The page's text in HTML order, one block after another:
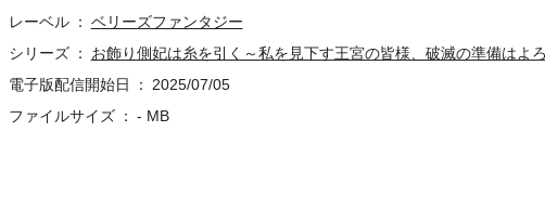
レーベル
ベリーズファンタジー
シリーズ
お飾り側妃は糸を引く～私を見下す王宮の皆様、破滅の準備はよ
電子版配信開始日
2025/07/05
ファイルサイズ
- MB